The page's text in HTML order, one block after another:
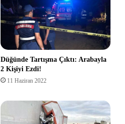
Düğünde Tartışma Çıktı: Arabayla
2 Kişiyi Ezdi!
11 Haziran 2022